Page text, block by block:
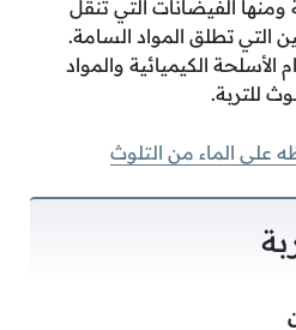
ومنها الفيضانات التي تنقل
التي تطلق المواد السامة.
الكيميائية والمواد
للتربة.
على الماء من التلوث